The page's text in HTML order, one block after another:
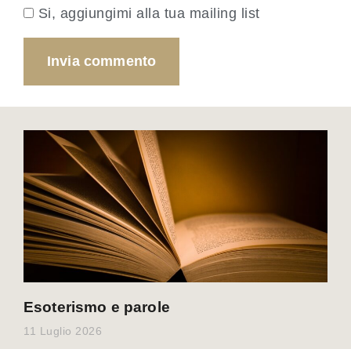
Si, aggiungimi alla tua mailing list
Esoterismo e parole
11 Luglio 2026